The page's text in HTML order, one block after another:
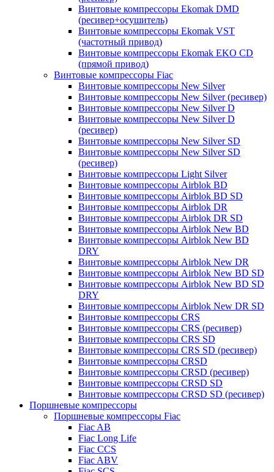
Винтовые компрессоры Ekomak DMD
(ресивер+осушитель)
Винтовые компрессоры Ekomak VST
(частотный привод)
Винтовые компрессоры Ekomak EKO CD
(прямой привод)
Винтовые компрессоры Fiac
Винтовые компрессоры New Silver
Винтовые компрессоры New Silver (ресивер)
Винтовые компрессоры New Silver D
Винтовые компрессоры New Silver D
(ресивер)
Винтовые компрессоры New Silver SD
Винтовые компрессоры New Silver SD
(ресивер)
Винтовые компрессоры Light Silver
Винтовые компрессоры Airblok BD
Винтовые компрессоры Airblok BD SD
Винтовые компрессоры Airblok DR
Винтовые компрессоры Airblok DR SD
Винтовые компрессоры Airblok New BD
Винтовые компрессоры Airblok New BD
DRY
Винтовые компрессоры Airblok New DR
Винтовые компрессоры Airblok New BD SD
Винтовые компрессоры Airblok New BD SD
DRY
Винтовые компрессоры Airblok New DR SD
Винтовые компрессоры CRS
Винтовые компрессоры CRS (ресивер)
Винтовые компрессоры CRS SD
Винтовые компрессоры CRS SD (ресивер)
Винтовые компрессоры CRSD
Винтовые компрессоры CRSD (ресивер)
Винтовые компрессоры CRSD SD
Винтовые компрессоры CRSD SD (ресивер)
Поршневые компрессоры
Поршневые компрессоры Fiac
Fiac AB
Fiac Long Life
Fiac CCS
Fiac ABV